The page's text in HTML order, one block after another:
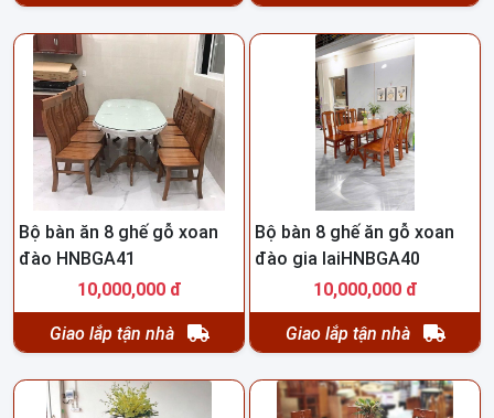
Bộ bàn ăn 8 ghế gỗ xoan
đào HNBGA41
10,000,000 đ
Giao lắp tận nhà
Bộ bàn 8 ghế ăn gỗ xoan
đào gia laiHNBGA40
10,000,000 đ
Giao lắp tận nhà